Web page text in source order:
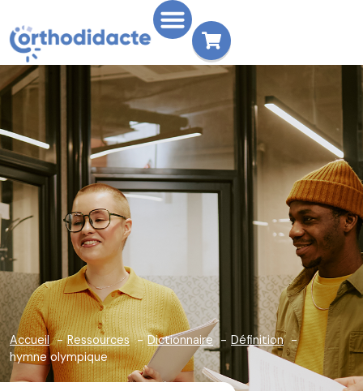
Accueil Ressources Dictionnaire
Définition
hymne olympique